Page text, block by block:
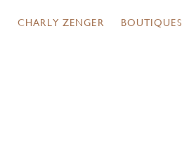
CHARLY ZENGER BOUTIQUES